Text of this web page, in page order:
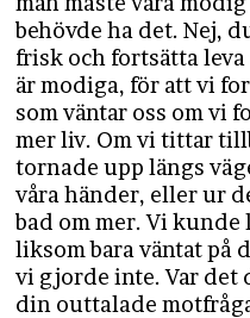
behövde ha det. Nej,
frisk och fortsätta leva
är modiga, för att vi
som väntar oss om vi
mer liv. Om vi tittar
tornade upp längs
våra händer, eller ur
bad om mer. Vi kunde
liksom bara väntat på
vi gjorde inte. Var det
din outtalade